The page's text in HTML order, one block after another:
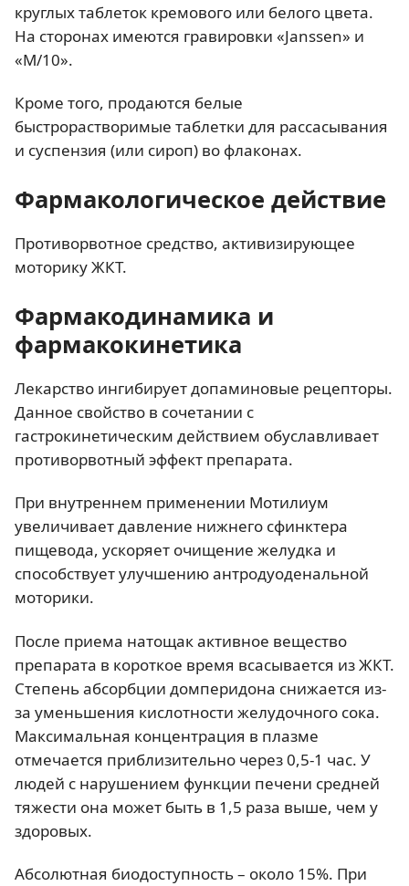
круглых таблеток кремового или белого цвета.
На сторонах имеются гравировки «Janssen» и
«M/10».
Кроме того, продаются белые
быстрорастворимые таблетки для рассасывания
и суспензия (или сироп) во флаконах.
Фармакологическое действие
Противорвотное средство, активизирующее
моторику ЖКТ.
Фармакодинамика и
фармакокинетика
Лекарство ингибирует допаминовые рецепторы.
Данное свойство в сочетании с
гастрокинетическим действием обуславливает
противорвотный эффект препарата.
При внутреннем применении Мотилиум
увеличивает давление нижнего сфинктера
пищевода, ускоряет очищение желудка и
способствует улучшению антродуоденальной
моторики.
После приема натощак активное вещество
препарата в короткое время всасывается из ЖКТ.
Степень абсорбции домперидона снижается из-
за уменьшения кислотности желудочного сока.
Максимальная концентрация в плазме
отмечается приблизительно через 0,5-1 час. У
людей с нарушением функции печени средней
тяжести она может быть в 1,5 раза выше, чем у
здоровых.
Абсолютная биодоступность – около 15%. При